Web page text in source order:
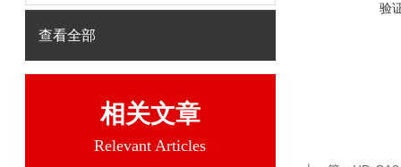
查看全部
相关文章
Relevant Articles
验